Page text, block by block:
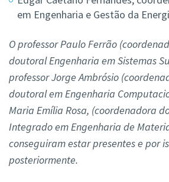
em Engenharia e Gestão da
O professor Paulo Ferrão
doutoral Engenharia em Sistemas
professor Jorge Ambrósio
doutoral em Engenharia
Maria Emília Rosa, (coordenadora
Integrado em Engenharia de
conseguiram estar presentes e por
posteriormente.